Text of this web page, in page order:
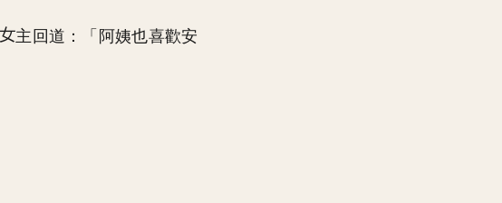
主回道：「阿姨也喜歡安